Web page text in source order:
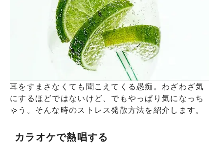
耳をすまさなくても聞こえてくる愚痴。わざわざ気
にするほどではないけど、でもやっぱり気になっち
ゃう。そんな時のストレス発散方法を紹介します。
カラオケで熱唱する